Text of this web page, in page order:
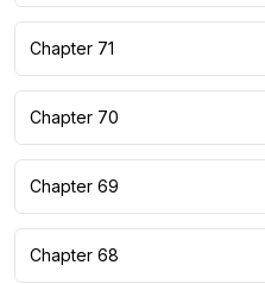
Chapter 71
Chapter 70
Chapter 69
Chapter 68